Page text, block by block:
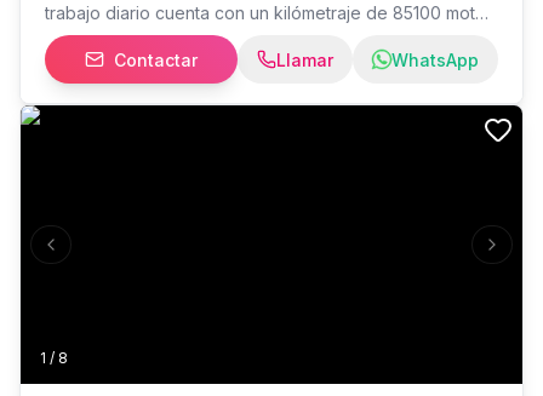
trabajo diario cuenta con un kilómetraje de 85100 motor
séquito seco fugas bien cuidada y pues cero problema
eléctrico moto estable y confiable
Contactar Llamar WhatsApp
1 / 8
Previous slide Next